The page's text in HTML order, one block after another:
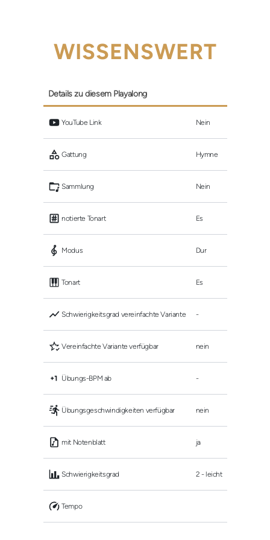
WISSENSWERT
Details zu diesem Playalong
YouTube Link Nein
Gattung Hymne
Sammlung Nein
notierte Tonart Es
Modus Dur
Tonart Es
Schwierigkeitsgrad vereinfachte Variante -
Vereinfachte Variante verfügbar nein
Übungs-BPM ab -
Übungsgeschwindigkeiten verfügbar nein
mit Notenblatt ja
Schwierigkeitsgrad 2 - leicht
Tempo